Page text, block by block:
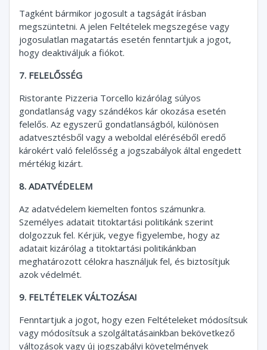
Tagként bármikor jogosult a tagságát írásban
megszüntetni. A jelen Feltételek megszegése vagy
jogosulatlan magatartás esetén fenntartjuk a jogot,
hogy deaktiváljuk a fiókot.
7. FELELŐSSÉG
Ristorante Pizzeria Torcello kizárólag súlyos
gondatlanság vagy szándékos kár okozása esetén
felelős. Az egyszerű gondatlanságból, különösen
adatvesztésből vagy a weboldal eléréséből eredő
károkért való felelősség a jogszabályok által engedett
mértékig kizárt.
8. ADATVÉDELEM
Az adatvédelem kiemelten fontos számunkra.
Személyes adatait titoktartási politikánk szerint
dolgozzuk fel. Kérjük, vegye figyelembe, hogy az
adatait kizárólag a titoktartási politikánkban
meghatározott célokra használjuk fel, és biztosítjuk
azok védelmét.
9. FELTÉTELEK VÁLTOZÁSAI
Fenntartjuk a jogot, hogy ezen Feltételeket módosítsuk
vagy módosítsuk a szolgáltatásainkban bekövetkező
változások vagy új jogszabályi követelmények